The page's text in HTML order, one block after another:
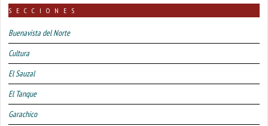
SECCIONES
Buenavista del Norte
Cultura
El Sauzal
El Tanque
Garachico